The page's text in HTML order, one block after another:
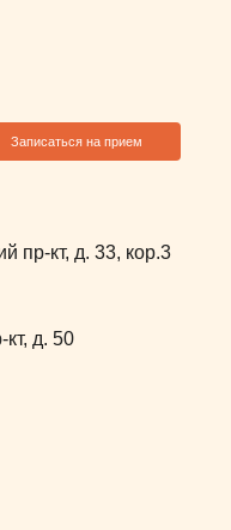
Записаться на прием
пр-кт, д. 33, кор.3
д. 50